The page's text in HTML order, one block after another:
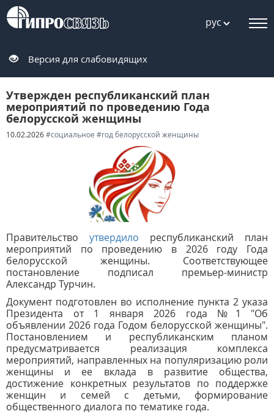
рус
Версия для слабовидящих
Утвержден республиканский план
мероприятий по проведению Года
белорусской женщины
10.02.2026#социальное #год белорусской женщины
Правительство утвердило республиканский план
мероприятий по проведению в 2026 году Года
белорусской женщины. Соответствующее
постановление подписал премьер-министр
Александр Турчин.
Документ подготовлен во исполнение пункта 2 указа
Президента от 1 января 2026 года №1 "Об
объявлении 2026 года Годом белорусской женщины".
Постановлением и республиканским планом
предусматривается реализация комплекса
мероприятий, направленных на популяризацию роли
женщины и ее вклада в развитие общества,
достижение конкретных результатов по поддержке
женщин и семей с детьми, формирование
общественного диалога по тематике года.